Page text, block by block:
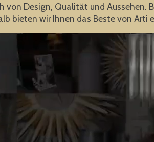
Design, Qualität und Aussehen.
bieten wir Ihnen das Beste von Arti